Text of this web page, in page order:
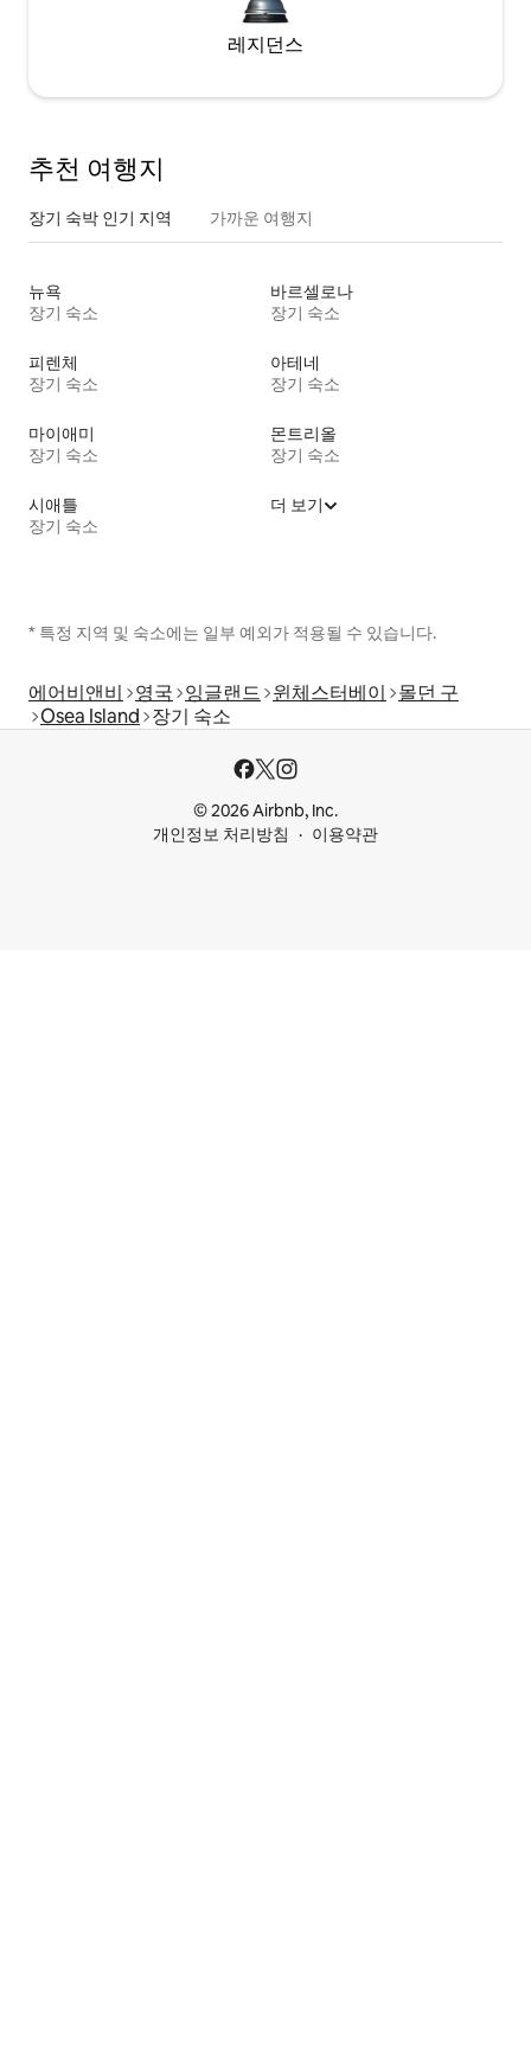
레지던스
추천 여행지
장기 숙박 인기 지역 가까운 여행지
뉴욕
장기 숙소
바르셀로나
장기 숙소
피렌체
장기 숙소
아테네
장기 숙소
마이애미
장기 숙소
몬트리올
장기 숙소
시애틀
장기 숙소
더 보기
* 특정 지역 및 숙소에는 일부 예외가 적용될 수 있습니다.
에어비앤비 영국 잉글랜드 윈체스터베이
몰던 구
Osea Island 장기 숙소
© 2026 Airbnb, Inc.
개인정보 처리방침
이용약관